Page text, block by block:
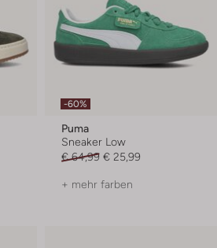
-60%
Puma
Sneaker Low
€ 64,99 € 25,99
+ mehr farben